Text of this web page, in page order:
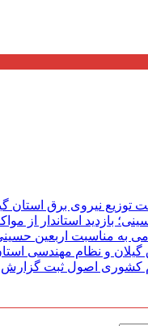
توزیع نیروی برق استان
بازدید استاندار از
به مناسبت اربعین
گیلان و نظام مهندسی
کشوری اصول ثبت گزارش